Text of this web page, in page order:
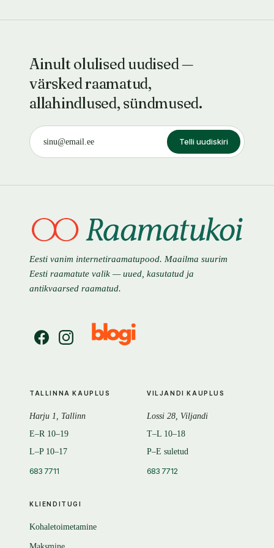
Ainult olulised uudised —
värsked raamatud,
allahindlused, sündmused.
Telli uudiskiri
Eesti vanim internetiraamatupood. Maailma suurim
Eesti raamatute valik — uued, kasutatud ja
antikvaarsed raamatud.
KLIENDITUGI
Kohaletoimetamine
TALLINNA KAUPLUS
Harju 1, Tallinn
E–R 10–19
L–P 10–17
683 7711
VILJANDI KAUPLUS
Lossi 28, Viljandi
T–L 10–18
P–E suletud
683 7712